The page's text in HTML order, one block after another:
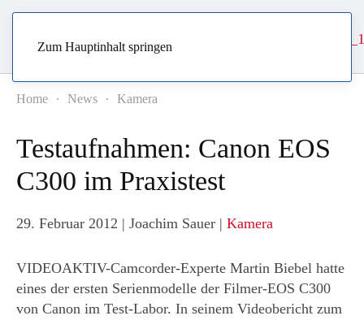
Zum Hauptinhalt springen
Home News Kamera
Testaufnahmen: Canon EOS
C300 im Praxistest
29. Februar 2012 | Joachim Sauer | Kamera
VIDEOAKTIV-Camcorder-Experte Martin Biebel hatte
eines der ersten Serienmodelle der Filmer-EOS C300
von Canon im Test-Labor. In seinem Videobericht zum